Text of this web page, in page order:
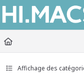
Documentation
Fetch the complete
Use this file to discover all
Affichage des